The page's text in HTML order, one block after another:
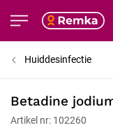
Huiddesinfectie
Betadine
Artikel nr: 102260